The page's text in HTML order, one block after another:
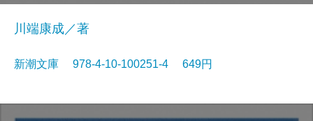
川端康成／著
新潮文庫 978-4-10-100251-4 649円